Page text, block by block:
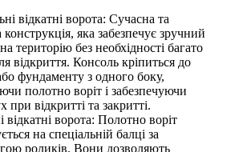
відкатні ворота: Сучасна та
конструкція, яка забезпечує зручний
територію без необхідності багато
відкриття. Консоль кріпиться до
фундаменту з одного боку,
полотно воріт і забезпечуючи
при відкритті та закритті.
відкатні ворота: Полотно воріт
на спеціальній балці за
роликів. Вони дозволяють